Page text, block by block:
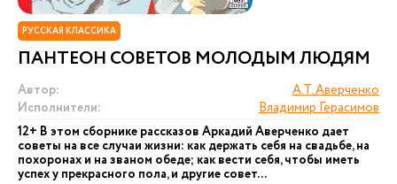
РУССКАЯ КЛАССИКА
ПАНТЕОН СОВЕТОВ МОЛОДЫМ ЛЮДЯМ
Автор:
А.Т. Аверченко
Исполнители:
Владимир Герасимов
12+ В этом сборнике рассказов Аркадий Аверченко дает
советы на все случаи жизни: как держать себя на свадьбе, на
похоронах и на званом обеде; как вести себя, чтобы иметь
успех у прекрасного пола, и другие совет...